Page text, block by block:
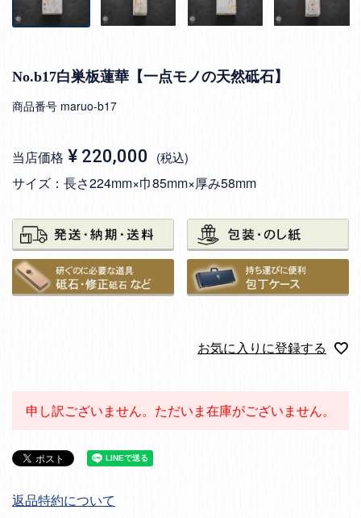
No.b17白巣板蓮華【一点モノの天然砥石】
商品番号 maruo-b17
当店価格 ¥ 220,000 税込
サイズ：長さ224mm×巾85mm×厚み58mm
お気に入りに登録する
申し訳ございません。ただいま在庫がございません。
返品特約について